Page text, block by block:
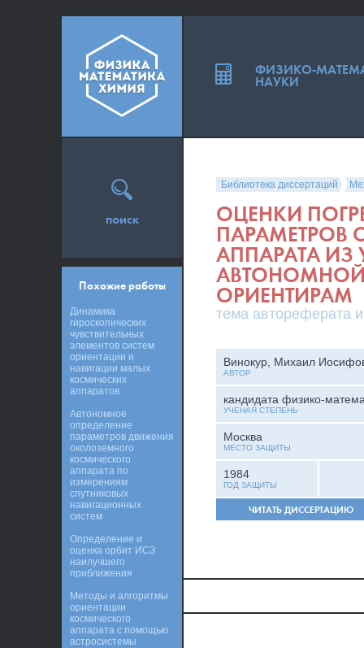
Библиотека диссертаций
ОЦЕНКИ
ПАРАМЕТРОВ
АППАРАТА ИЗ
ОРИЕНТИРАМ
тема автореферата
Винокур, Михаил
АВТОР
кандидата физико-
УЧЕНАЯ СТЕПЕНЬ
Москва
МЕСТО ЗАЩИТЫ
1984
ГОД ЗАЩИТЫ
ЧИТАТЬ ДИССЕРТАЦИЮ
поиск
Похожие работы
Динамика
гироскопических
чувствительных
элементов систем
ориентации и
навигации малых
космических
аппаратов
Автономное
определение
параметров движения
околоземного
космического
аппарата по
измерениям
спутниковых
навигационных
систем
Определение и
оценка орбит ИСЗ
наилучшего
приближения
Методы и алгоритмы
ориентации
космического
аппарата с помощью
астросистемы
ФИЗИКО-
НАУКИ